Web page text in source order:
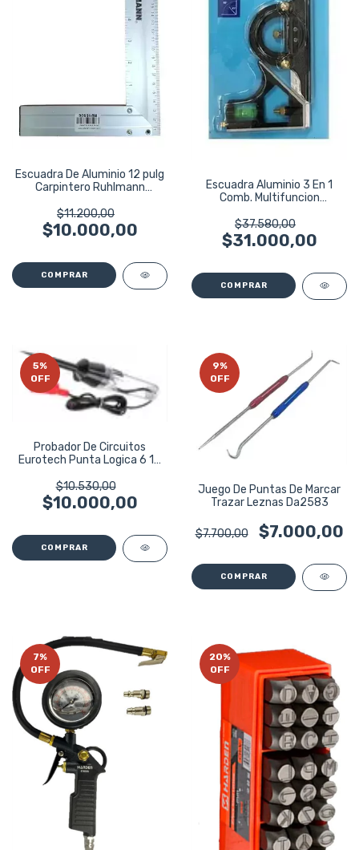
Escuadra De Aluminio 12 pulg
Carpintero Ruhlmann
$11.200,00
$10.000,00
Escuadra Aluminio 3 En 1
Comb. Multifuncion
$37.580,00
$31.000,00
5%
OFF
Probador De Circuitos
Eurotech Punta Logica 6 12
$10.530,00
$10.000,00
9%
OFF
Juego De Puntas De Marcar
Trazar Leznas Da2583
$7.700,00 $7.000,00
7%
OFF
20%
OFF